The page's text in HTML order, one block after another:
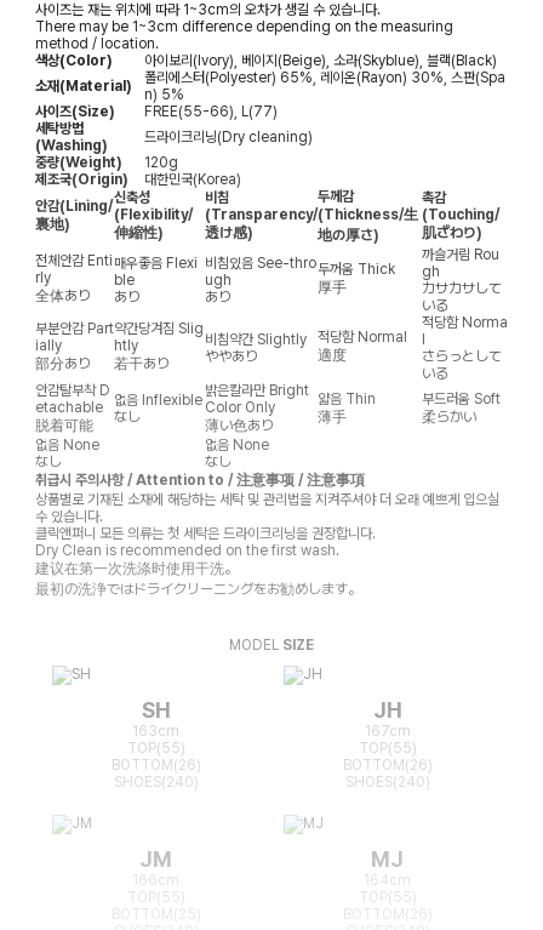
사이즈는 재는 위치에 따라 1~3cm의 오차가 생길 수 있습니다.
There may be 1~3cm difference depending on the measuring
method / location.
색상(Color)
아이보리(Ivory), 베이지(Beige), 소라(Skyblue), 블랙(Black)
소재(Material)
폴리에스터(Polyester) 65%, 레이온(Rayon) 30%, 스판(Spa
n) 5%
사이즈(Size)
FREE(55-66), L(77)
세탁방법
(Washing)
드라이크리닝(Dry cleaning)
중량(Weight)
120g
제조국(Origin)
대한민국(Korea)
안감(Lining/
裏地)
신축성
(Flexibility/
伸縮性)
비침
(Transparency/
透け感)
두께감
(Thickness/生
地の厚さ)
촉감
(Touching/
肌ざわり)
전체안감 Enti
rly
全体あり
매우좋음 Flexi
ble
あり
비침있음 See-thro
ugh
あり
두꺼움 Thick
厚手
까슬거림 Rou
gh
カサカサして
いる
부분안감 Part
ially
部分あり
약간당겨짐 Slig
htly
若干あり
비침약간 Slightly
ややあり
적당함 Normal
適度
적당함 Norma
l
さらっとして
いる
안감탈부착 D
etachable
脱着可能
없음 Inflexible
なし
밝은칼라만 Bright
Color Only
薄い色あり
얇음 Thin
薄手
부드러움 Soft
柔らかい
없음 None
なし
없음 None
なし
취급시 주의사항 / Attention to / 注意事项 / 注意事項
상품별로 기재된 소재에 해당하는 세탁 및 관리법을 지켜주셔야 더 오래 예쁘게 입으실
수 있습니다.
클릭앤퍼니 모든 의류는 첫 세탁은 드라이크리닝을 권장합니다.
Dry Clean is recommended on the first wash.
建议在第一次洗涤时使用干洗。
最初の洗浄ではドライクリーニングをお勧めします。
MODEL SIZE
SH
163cm
TOP(55)
BOTTOM(26)
SHOES(240)
JH
167cm
TOP(55)
BOTTOM(26)
SHOES(240)
JM
166cm
TOP(55)
BOTTOM(25)
MJ
164cm
TOP(55)
BOTTOM(26)